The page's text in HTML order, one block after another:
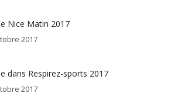
Nice Matin 2017
2017
dans Respirez-sports 2017
2017